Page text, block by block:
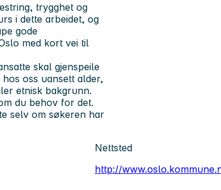
trygghet og
i dette arbeidet, og
gode
med kort vei til
skal gjenspeile
oss uansett alder,
etnisk bakgrunn.
du behov for det.
selv om søkeren har
Nettsted
http://